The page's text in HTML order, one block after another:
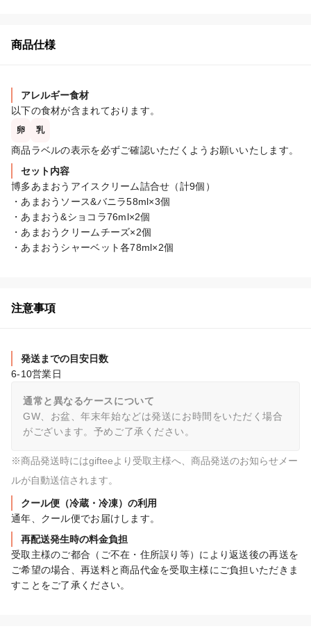
商品仕様
アレルギー食材
以下の食材が含まれております。
卵 乳
商品ラベルの表示を必ずご確認いただくようお願いいたします。
セット内容
博多あまおうアイスクリーム詰合せ（計9個）
・あまおうソース&バニラ58ml×3個
・あまおう&ショコラ76ml×2個
・あまおうクリームチーズ×2個
・あまおうシャーベット各78ml×2個
注意事項
発送までの目安日数
6-10営業日
通常と異なるケースについて
GW、お盆、年末年始などは発送にお時間をいただく場合
がございます。予めご了承ください。
※商品発送時にはgifteeより受取主様へ、商品発送のお知らせメー
ルが自動送信されます。
クール便（冷蔵・冷凍）の利用
通年、クール便でお届けします。
再配送発生時の料金負担
受取主様のご都合（ご不在・住所誤り等）により返送後の再送を
ご希望の場合、再送料と商品代金を受取主様にご負担いただきま
すことをご了承ください。